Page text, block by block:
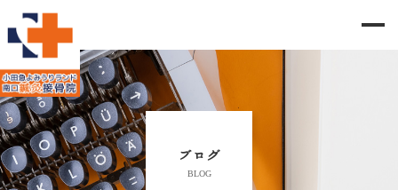
ブログ
BLOG
当院のご紹介
治療メニュー
お知らせ